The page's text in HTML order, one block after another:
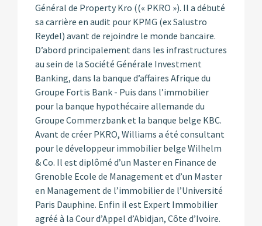
Général de Property Kro ((« PKRO »). Il a débuté
sa carrière en audit pour KPMG (ex Salustro
Reydel) avant de rejoindre le monde bancaire.
D’abord principalement dans les infrastructures
au sein de la Société Générale Investment
Banking, dans la banque d’affaires Afrique du
Groupe Fortis Bank - Puis dans l’immobilier
pour la banque hypothécaire allemande du
Groupe Commerzbank et la banque belge KBC.
Avant de créer PKRO, Williams a été consultant
pour le développeur immobilier belge Wilhelm
& Co. Il est diplômé d’un Master en Finance de
Grenoble Ecole de Management et d’un Master
en Management de l’immobilier de l’Université
Paris Dauphine. Enfin il est Expert Immobilier
agréé à la Cour d’Appel d’Abidjan, Côte d’Ivoire.